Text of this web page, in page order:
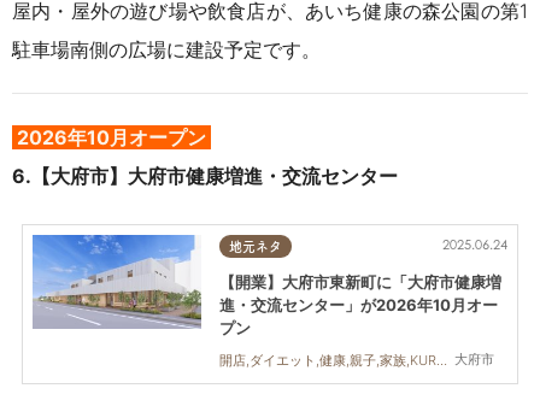
屋内・屋外の遊び場や飲食店が、あいち健康の森公園の第1
駐車場南側の広場に建設予定です。
2026年10月オープン
6.【大府市】 大府市健康増進・交流センター
地元ネタ
大府市
2025.06.24
【開業】大府市東新町に「大府市健康増
進・交流センター」が2026年10月オー
プン
開店,ダイエット,健康,親子,家族,KURUTOHP